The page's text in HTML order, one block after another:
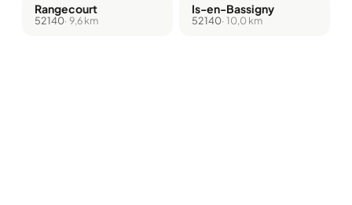
Rangecourt
52140· 9,6 km
Is-en-Bassigny
52140· 10,0 km